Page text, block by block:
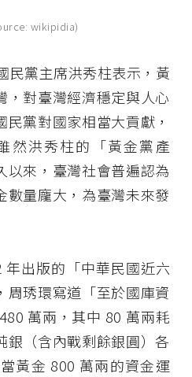
wikipidia)
民黨主席洪秀柱表示，黃
，對臺灣經濟穩定與人心
黨對國家相當大貢獻，
然洪秀柱的「黃金黨產
以來，臺灣社會普遍認為
數量龐大，為臺灣未來發
出版的「中華民國近六
周琇環寫道「至於國庫資
萬兩，其中 80 萬兩耗
銀（含內戰剩餘銀圓）各
黃金 800 萬兩的資金運